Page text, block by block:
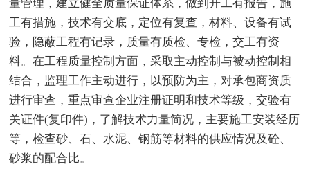
量管理，建立健全质量保证体系，做到开工有报告，施
工有措施，技术有交底，定位有复查，材料、设备有试
验，隐蔽工程有记录，质量有质检、专检，交工有资
料。在工程质量控制方面，采取主动控制与被动控制相
结合，监理工作主动进行，以预防为主，对承包商资质
进行审查，重点审查企业注册证明和技术等级，交验有
关证件(复印件)，了解技术力量简况，主要施工安装经历
等，检查砂、石、水泥、钢筋等材料的供应情况及砼、
砂浆的配合比。